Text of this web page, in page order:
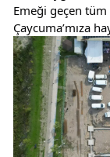
Emeği geçen
Çaycuma’mıza